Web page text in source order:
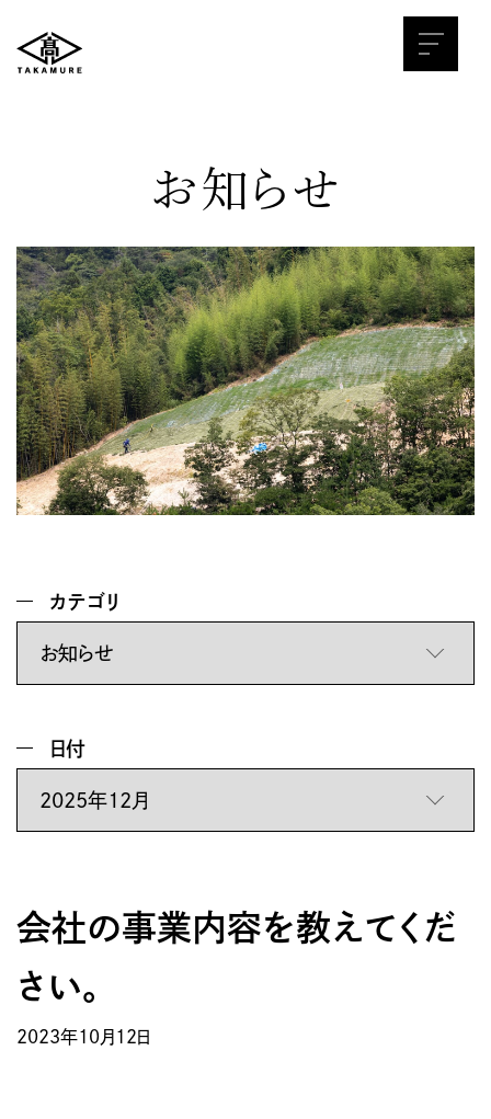
採用サイト
髙牟禮建設を知る
髙牟禮建設の仕事
会社案内
募集要項
福利厚生・勤務環境
よくある質問
お知らせ
カテゴリ
日付
会社の事業内容を教えてくだ
さい。
2023年10月12日